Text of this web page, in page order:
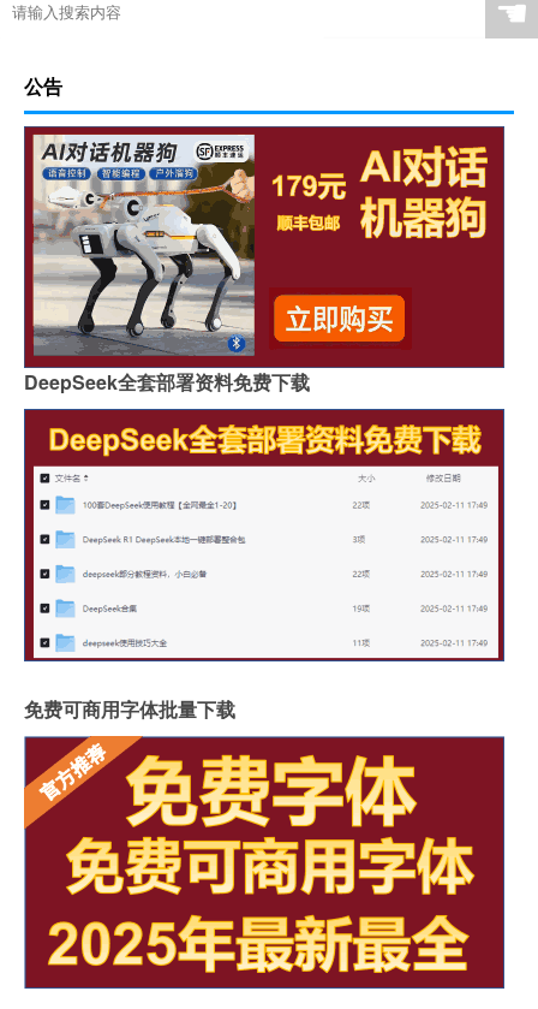
☚
公告
DeepSeek全套部署资料免费下载
免费可商用字体批量下载